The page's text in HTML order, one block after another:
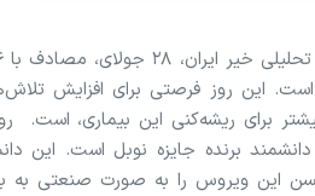
این روز فرصتی برای افزایش
برای ریشه‌کنی این بیماری، است.
این ویروس را به صورت صنعتی به